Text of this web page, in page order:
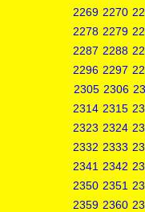
2269 2270
2278 2279
2287 2288
2296 2297
2305 2306
2314 2315
2323 2324
2332 2333
2341 2342
2350 2351
2359 2360